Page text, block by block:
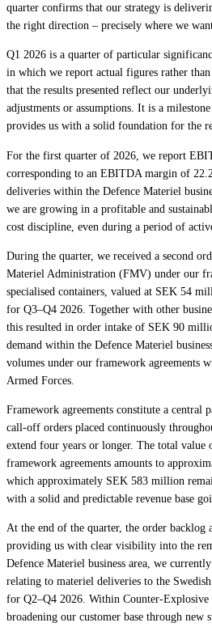
quarter confirms that our strategy is
the right direction – precisely where we
Q1 2026 is a quarter of particular
in which we report actual figures rather
that the results presented reflect our
adjustments or assumptions. It is a
provides us with a solid foundation for the
For the first quarter of 2026, we report
corresponding to an EBITDA margin of
deliveries within the Defence Materiel
we are growing in a profitable and
cost discipline, even during a period of
During the quarter, we received a second
Materiel Administration (FMV) under our
specialised containers, valued at SEK 54
for Q3–Q4 2026. Together with other
this resulted in order intake of SEK 90
demand within the Defence Materiel
volumes under our framework agreements
Armed Forces.
Framework agreements constitute a central
call-off orders placed continuously
extend four years or longer. The total value
framework agreements amounts to
which approximately SEK 583 million
with a solid and predictable revenue base
At the end of the quarter, the order
providing us with clear visibility into the
Defence Materiel business area, we
relating to materiel deliveries to the
for Q2–Q4 2026. Within Counter-Explosive
broadening our customer base through new